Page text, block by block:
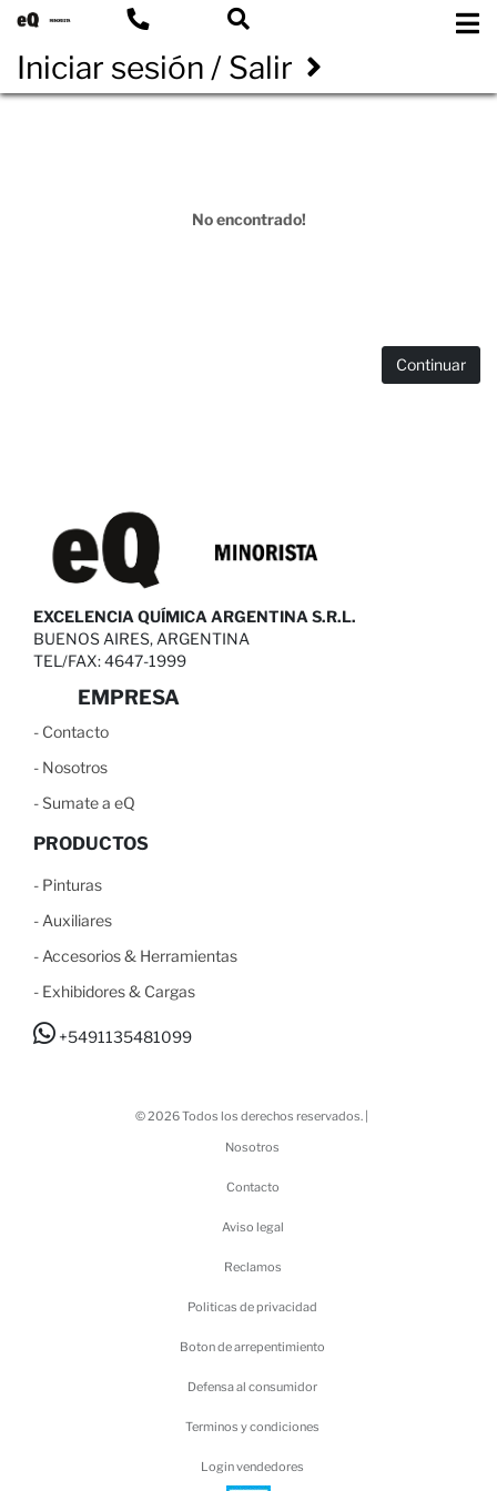
Iniciar sesión / Salir
No encontrado!
Continuar
EXCELENCIA QUÍMICA ARGENTINA S.R.L.
BUENOS AIRES, ARGENTINA
TEL/FAX: 4647-1999
EMPRESA
- Contacto
- Nosotros
-Sumate a eQ
PRODUCTOS
- Pinturas
- Auxiliares
- Accesorios & Herramientas
- Exhibidores & Cargas
+5491135481099
© 2026 Todos los derechos reservados. |
Nosotros
Contacto
Aviso legal
Reclamos
Politicas de privacidad
Boton de arrepentimiento
Defensa al consumidor
Terminos y condiciones
Login vendedores